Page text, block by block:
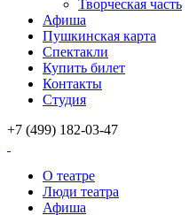
Творческая часть
Афиша
Пушкинская карта
Спектакли
Купить билет
Контакты
Студия
+7 (499) 182-03-47
О театре
Люди театра
Афиша